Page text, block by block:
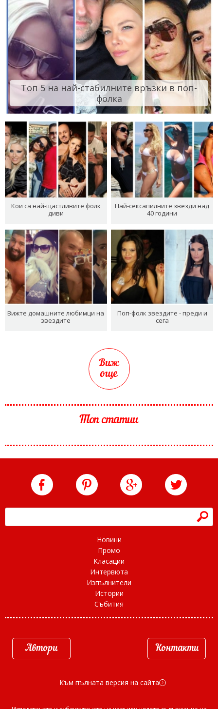
Топ 5 на най-стабилните връзки в поп-
фолка
Кои са най-щастливите фолк
диви
Най-сексапилните звезди над
40 години
Вижте домашните любимци на
звездите
Поп-фолк звездите - преди и
сега
Виж
още
Топ статии
h
Новини
Промо
Класации
Интервюта
Изпълнители
Истории
Събития
Автори Контакти
Към пълната версия на сайта d